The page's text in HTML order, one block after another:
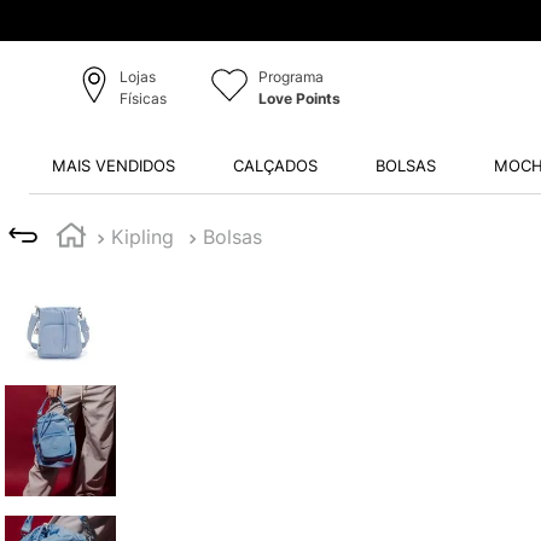
Lojas
Físicas
Programa
Love Points
MAIS VENDIDOS CALÇADOS BOLSAS
Kipling Bolsas